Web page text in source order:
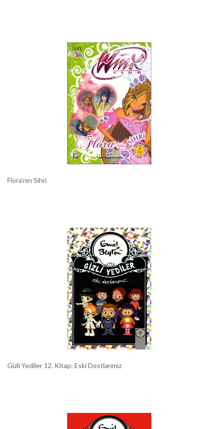
Flora'nın Sihri
Gizli Yediler 12. Kitap: Eski Dostlarımız